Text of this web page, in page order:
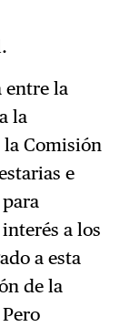
entre la
la
Comisión
e
a los
a esta
de la